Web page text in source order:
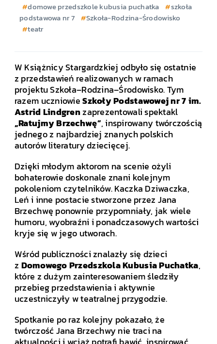
domowe przedszkole kubusia puchatka
szkoła
podstawowa nr 7
Szkoła-Rodzina-Środowisko
teatr
W Książnicy Stargardzkiej odbyło się ostatnie
z przedstawień realizowanych w ramach
projektu Szkoła–Rodzina–Środowisko. Tym
razem uczniowieSzkoły Podstawowej nr 7 im.
Astrid Lindgrenzaprezentowali spektakl
„Ratujmy Brzechwę”, inspirowany twórczością
jednego z najbardziej znanych polskich
autorów literatury dziecięcej.
Dzięki młodym aktorom na scenie ożyli
bohaterowie doskonale znani kolejnym
pokoleniom czytelników. Kaczka Dziwaczka,
Leń i inne postacie stworzone przez Jana
Brzechwę ponownie przypomniały, jak wiele
humoru, wyobraźni i ponadczasowych wartości
kryje się w jego utworach.
Wśród publiczności znalazły się dzieci
z Domowego Przedszkola Kubusia Puchatka,
które z dużym zainteresowaniem śledziły
przebieg przedstawienia i aktywnie
uczestniczyły w teatralnej przygodzie.
Spotkanie po raz kolejny pokazało, że
twórczość Jana Brzechwy nie traci na